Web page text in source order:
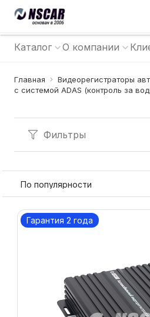
Каталог О компании
Главная
Видеорегистраторы
с системой ADAS (контроль за
Гарантия 2 года
Фильтры